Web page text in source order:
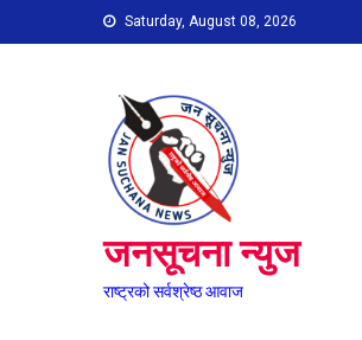
to
Saturday, August 08, 2026
जनसूचना न्युज
राष्ट्रको सर्वश्रेष्ठ आवाज